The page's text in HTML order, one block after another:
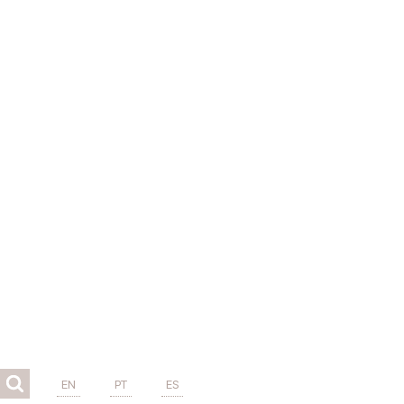
EN PT ES